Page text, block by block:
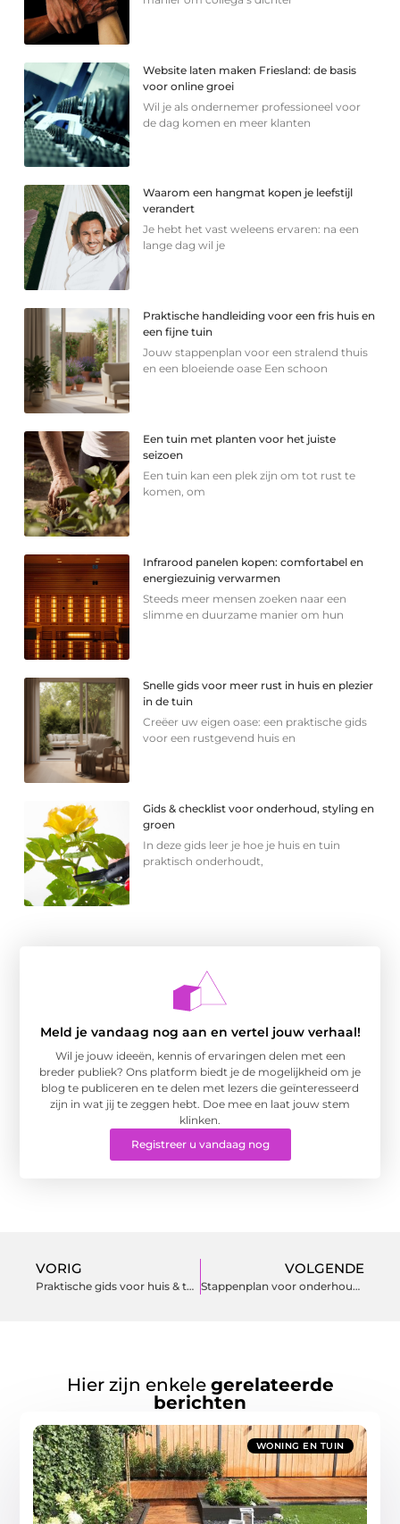
Website laten maken Friesland: de basis
voor online groei
Wil je als ondernemer professioneel voor
de dag komen en meer klanten
Waarom een hangmat kopen je leefstijl
verandert
Je hebt het vast weleens ervaren: na een
lange dag wil je
Praktische handleiding voor een fris huis en
een fijne tuin
Jouw stappenplan voor een stralend thuis
en een bloeiende oase Een schoon
Een tuin met planten voor het juiste
seizoen
Een tuin kan een plek zijn om tot rust te
komen, om
Infrarood panelen kopen: comfortabel en
energiezuinig verwarmen
Steeds meer mensen zoeken naar een
slimme en duurzame manier om hun
Snelle gids voor meer rust in huis en plezier
in de tuin
Creëer uw eigen oase: een praktische gids
voor een rustgevend huis en
Gids & checklist voor onderhoud, styling en
groen
In deze gids leer je hoe je huis en tuin
praktisch onderhoudt,
Meld je vandaag nog aan en vertel jouw verhaal!
Wil je jouw ideeën, kennis of ervaringen delen met een
breder publiek? Ons platform biedt je de mogelijkheid om je
blog te publiceren en te delen met lezers die geïnteresseerd
zijn in wat jij te zeggen hebt. Doe mee en laat jouw stem
klinken.
Registreer u vandaag nog
VORIG
Praktische gids voor huis & tuin met slimme routines
VOLGENDE
Stappenplan voor onderhoud in huis en buiten
Hier zijn enkele gerelateerde
berichten
WONING EN TUIN